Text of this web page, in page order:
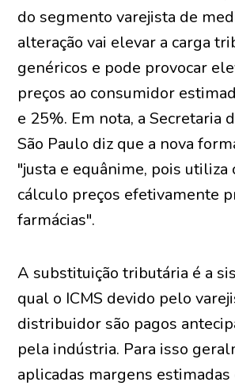
do segmento varejista de
alteração vai elevar a carga
genéricos e pode provocar
preços ao consumidor
e 25%. Em nota, a Secretaria
São Paulo diz que a nova
"justa e equânime, pois utiliza
cálculo preços efetivamente
farmácias".
A substituição tributária é a
qual o ICMS devido pelo
distribuidor são pagos
pela indústria. Para isso
aplicadas margens